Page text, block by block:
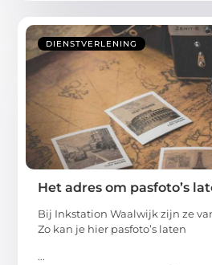
DIENSTVERLENING
Het adres om pasfoto’s
Bij Inkstation Waalwijk zijn ze
Zo kan je hier pasfoto’s laten
...